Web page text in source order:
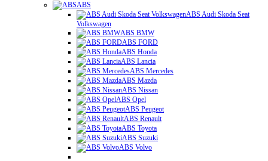
ABS
ABS Audi Skoda Seat
Volkswagen
ABS BMW
ABS FORD
ABS Honda
ABS Lancia
ABS Mercedes
ABS Mazda
ABS Nissan
ABS Opel
ABS Peugeot
ABS Renault
ABS Toyota
ABS Suzuki
ABS Volvo